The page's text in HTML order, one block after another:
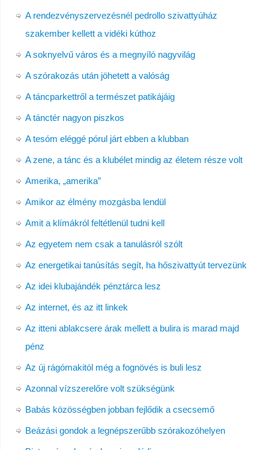
A rendezvényszervezésnél pedrollo szivattyúház
szakember kellett a vidéki kúthoz
A soknyelvű város és a megnyíló nagyvilág
A szórakozás után jöhetett a valóság
A táncparkettről a természet patikájáig
A tánctér nagyon piszkos
A tesóm eléggé pórul járt ebben a klubban
A zene, a tánc és a klubélet mindig az életem része volt
Amerika, „amerika”
Amikor az élmény mozgásba lendül
Amit a klímákról feltétlenül tudni kell
Az egyetem nem csak a tanulásról szólt
Az energetikai tanúsítás segít, ha hőszivattyút tervezünk
Az idei klubajándék pénztárca lesz
Az internet, és az itt linkek
Az itteni ablakcsere árak mellett a bulira is marad majd
pénz
Az új rágómakitól még a fognövés is buli lesz
Azonnal vízszerelőre volt szükségünk
Babás közösségben jobban fejlődik a csecsemő
Beázási gondok a legnépszerűbb szórakozóhelyen